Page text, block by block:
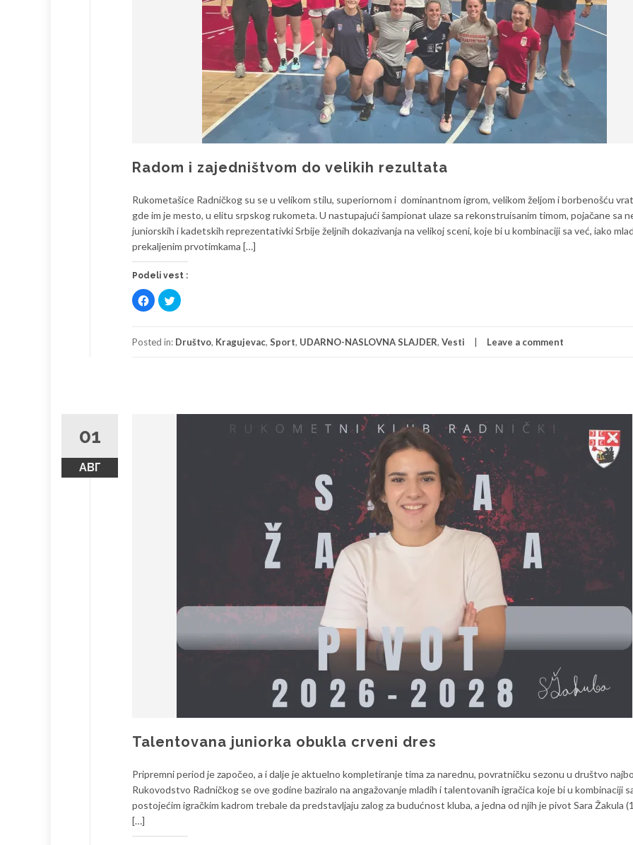
Radom i zajedništvom do velikih rezultata
Rukometašice Radničkog su se u velikom stilu, superiornom i dominantnom igrom, velikom željom i borbenošću
gde im je mesto, u elitu srpskog rukometa. U nastupajući šampionat ulaze sa rekonstruisanim timom, pojačane sa
juniorskih i kadetskih reprezentativki Srbije željnih dokazivanja na velikoj sceni, koje bi u kombinaciji sa već, iako
prekaljenim prvotimkama […]
Podeli vest :
Click
to
share
(Opens
in
Click
to
(Opens
in
Posted in: Društvo, Kragujevac, Sport, UDARNO-NASLOVNA SLAJDER, Vesti Leave a comment
01
АВГ
Talentovana juniorka obukla crveni dres
Pripremni period je započeo, a i dalje je aktuelno kompletiranje tima za narednu, povratničku sezonu u društvo
Rukovodstvo Radničkog se ove godine baziralo na angažovanje mladih i talentovanih igračica koje bi u kombinaciji
postojećim igračkim kadrom trebale da predstavljaju zalog za budućnost kluba, a jedna od njih je pivot Sara Žakula
[…]